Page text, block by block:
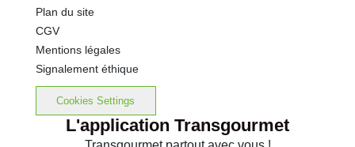
Plan du site
CGV
Mentions légales
Signalement éthique
Cookies Settings
L'application Transgourmet